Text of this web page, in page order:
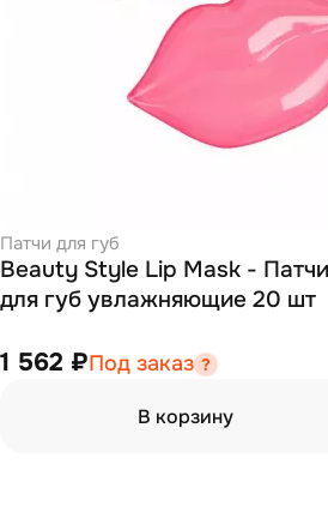
Патчи для губ
Beauty Style Lip Mask - Патчи
для губ увлажняющие 20 шт
1 562 ₽Под заказ
В корзину